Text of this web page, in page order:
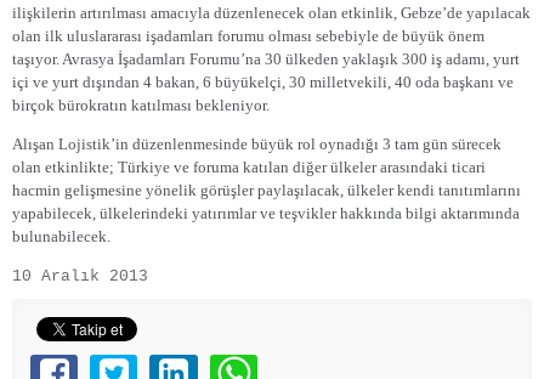
ilişkilerin artırılması amacıyla düzenlenecek olan etkinlik, Gebze’de yapılacak
olan ilk uluslararası işadamları forumu olması sebebiyle de büyük önem
taşıyor. Avrasya İşadamları Forumu’na 30 ülkeden yaklaşık 300 iş adamı, yurt
içi ve yurt dışından 4 bakan, 6 büyükelçi, 30 milletvekili, 40 oda başkanı ve
birçok bürokratın katılması bekleniyor.
Alışan Lojistik’in düzenlenmesinde büyük rol oynadığı 3 tam gün sürecek
olan etkinlikte; Türkiye ve foruma katılan diğer ülkeler arasındaki ticari
hacmin gelişmesine yönelik görüşler paylaşılacak, ülkeler kendi tanıtımlarını
yapabilecek, ülkelerindeki yatırımlar ve teşvikler hakkında bilgi aktarımında
bulunabilecek.
10 Aralık 2013